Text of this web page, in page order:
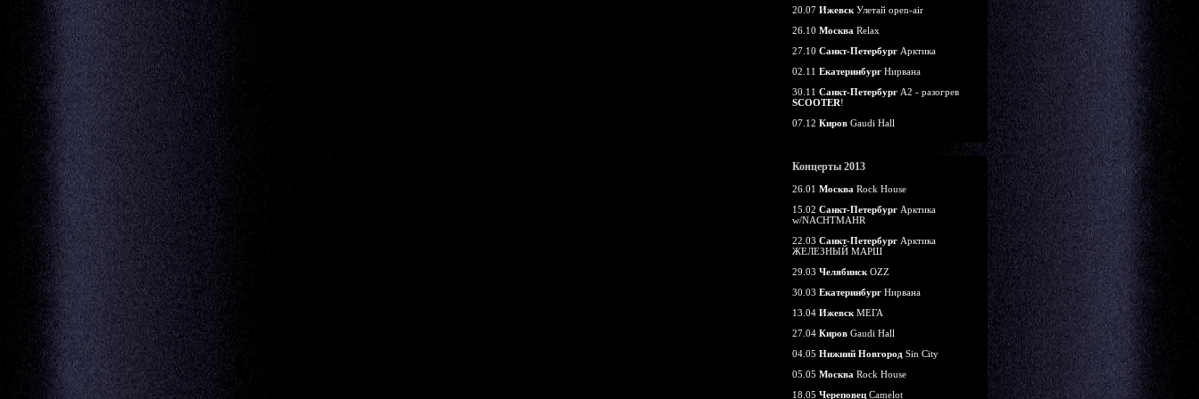
20.07 Ижевск Улетай open-air
26.10 Москва Relax
27.10 Санкт-Петербург Арктика
02.11 Екатеринбург Нирвана
30.11 Санкт-Петербург А2 - разогрев
SCOOTER!
07.12 Киров Gaudi Hall
Концерты 2013
26.01 Москва Rock House
15.02 Санкт-Петербург Арктика
w/NACHTMAHR
22.03 Санкт-Петербург Арктика
ЖЕЛЕЗНЫЙ МАРШ
29.03 Челябинск OZZ
30.03 Екатеринбург Нирвана
13.04 Ижевск МЕГА
27.04 Киров Gaudi Hall
04.05 Нижний Новгород Sin City
05.05 Москва Rock House
18.05 Череповец Camelot